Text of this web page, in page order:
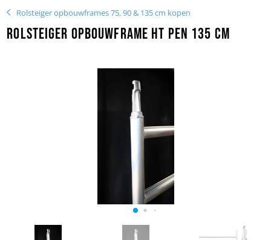
Rolsteiger opbouwframes 75, 90 & 135 cm kopen
Rolsteiger opbouwframe HT pen 135 cm